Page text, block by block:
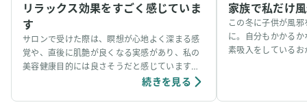
リラックス効果をすごく感じていま
す
サロンで受けた際は、瞑想が心地よく深まる感
覚や、直後に肌艶が良くなる実感があり、私の
美容健康目的には良さそうだと感じています。
個人の感想ではありますが、吸入中は、脳波が
続きを見る
家族で私だけ
この冬に子供が風
に。自分もかかる
素吸入をしている